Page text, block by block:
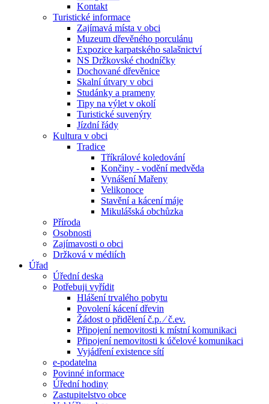
Kontakt
Turistické informace
Zajímavá místa v obci
Muzeum dřevěného porculánu
Expozice karpatského salašnictví
NS Držkovské chodníčky
Dochované dřevěnice
Skalní útvary v obci
Studánky a prameny
Tipy na výlet v okolí
Turistické suvenýry
Jízdní řády
Kultura v obci
Tradice
Tříkrálové koledování
Končiny - vodění medvěda
Vynášení Mařeny
Velikonoce
Stavění a kácení máje
Mikulášská obchůzka
Příroda
Osobnosti
Zajímavosti o obci
Držková v médiích
Úřad
Úřední deska
Potřebuji vyřídit
Hlášení trvalého pobytu
Povolení kácení dřevin
Žádost o přidělení č.p. ⁄ č.ev.
Připojení nemovitosti k místní komunikaci
Připojení nemovitosti k účelové komunikaci
Vyjádření existence sítí
e-podatelna
Povinné informace
Úřední hodiny
Zastupitelstvo obce